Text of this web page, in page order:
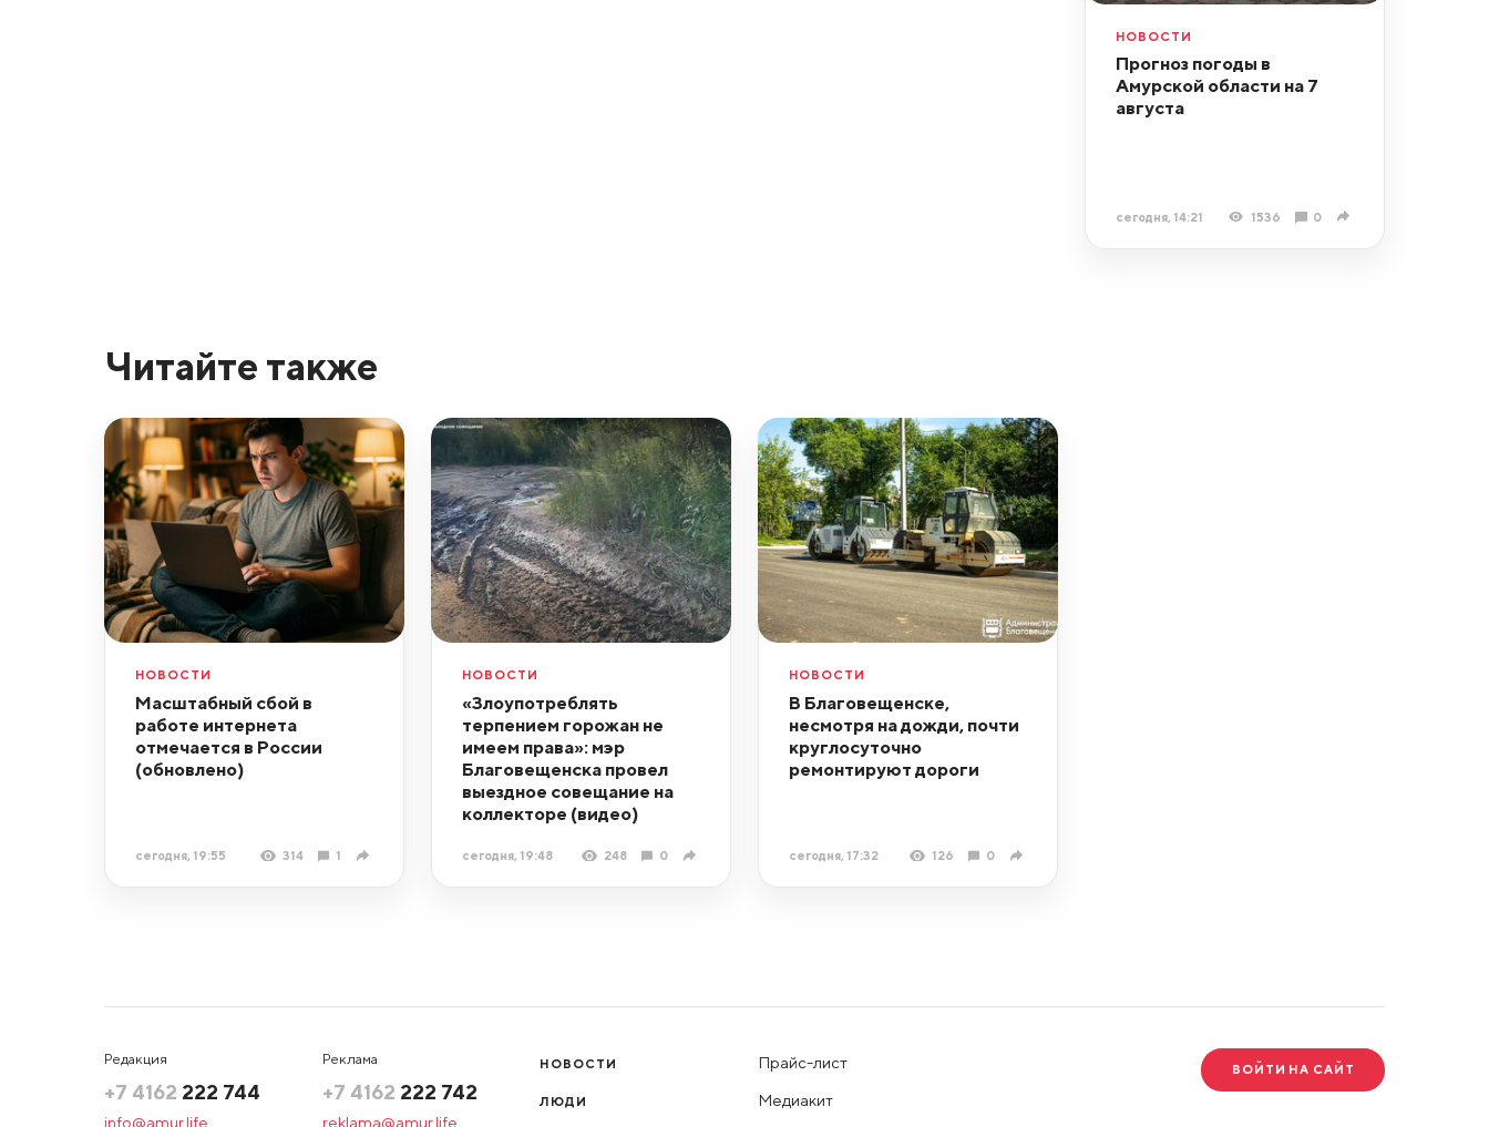
НОВОСТИ
Прогноз погоды в
Амурской области на 7
августа
сегодня, 14:21 1536 0
Читайте также
НОВОСТИ
Масштабный сбой в
работе интернета
отмечается в России
(обновлено)
сегодня, 19:55 314 1
НОВОСТИ
«Злоупотреблять
терпением горожан не
имеем права»: мэр
Благовещенска провел
выездное совещание на
коллекторе (видео)
сегодня, 19:48 248 0
НОВОСТИ
В Благовещенске,
несмотря на дожди, почти
круглосуточно
ремонтируют дороги
сегодня, 17:32 126 0
Редакция
+7 4162 222 744
info@amur.life
Реклама
+7 4162 222 742
reklama@amur.life
НОВОСТИ
ЛЮДИ
Прайс-лист
Медиакит
ВОЙТИ НА САЙТ